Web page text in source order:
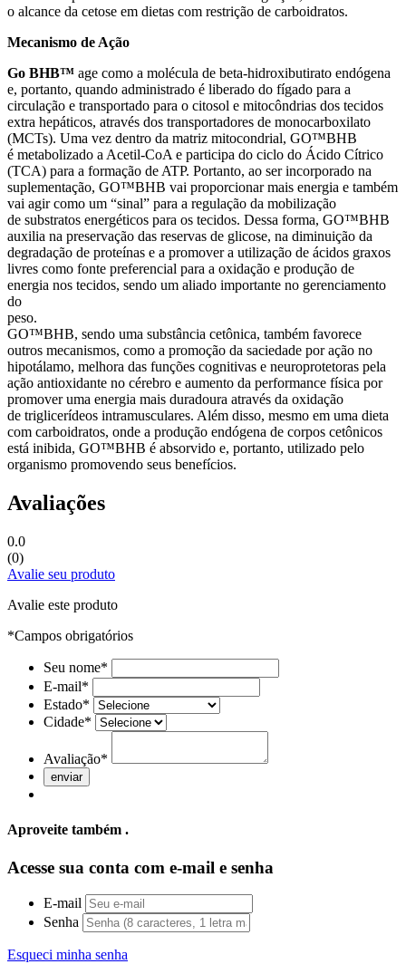
o alcance da cetose em dietas com restrição de carboidratos.
Mecanismo de Ação
Go BHB™ age como a molécula de beta-hidroxibutirato endógena
e, portanto, quando administrado é liberado do fígado para a
circulação e transportado para o citosol e mitocôndrias dos tecidos
extra hepáticos, através dos transportadores de monocarboxilato
(MCTs). Uma vez dentro da matriz mitocondrial, GO™BHB
é metabolizado a Acetil-CoA e participa do ciclo do Ácido Cítrico
(TCA) para a formação de ATP. Portanto, ao ser incorporado na
suplementação, GO™BHB vai proporcionar mais energia e também
vai agir como um “sinal” para a regulação da mobilização
de substratos energéticos para os tecidos. Dessa forma, GO™BHB
auxilia na preservação das reservas de glicose, na diminuição da
degradação de proteínas e a promover a utilização de ácidos graxos
livres como fonte preferencial para a oxidação e produção de
energia nos tecidos, sendo um aliado importante no gerenciamento
do
peso.
GO™BHB, sendo uma substância cetônica, também favorece
outros mecanismos, como a promoção da saciedade por ação no
hipotálamo, melhora das funções cognitivas e neuroprotetoras pela
ação antioxidante no cérebro e aumento da performance física por
promover uma energia mais duradoura através da oxidação
de triglicerídeos intramusculares. Além disso, mesmo em uma dieta
com carboidratos, onde a produção endógena de corpos cetônicos
está inibida, GO™BHB é absorvido e, portanto, utilizado pelo
organismo promovendo seus benefícios.
Avaliações
0.0
(0)
Avalie seu produto
Avalie este produto
*Campos obrigatórios
Seu nome*
E-mail*
Estado*
Cidade*
Avaliação*
enviar
Aproveite também .
Acesse sua conta com e-mail e senha
E-mail
Senha
Esqueci minha senha